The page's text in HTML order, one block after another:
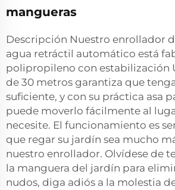
mangueras
Descripción Nuestro enrollador
agua retráctil automático está
polipropileno con estabilización
de 30 metros garantiza que
suficiente, y con su práctica asa
puede moverlo fácilmente al
necesite. El funcionamiento es
que regar su jardín sea mucho
nuestro enrollador. Olvídese de
la manguera del jardín para
nudos, diga adiós a la molestia